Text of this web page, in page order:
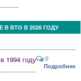
ВТО В 2026 ГОДУ
1994 году :0
Подробнее